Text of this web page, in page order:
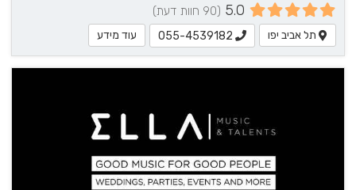
5.0 (90 חוות דעת)
תל אביב יפו 055-4539182 עוד מידע